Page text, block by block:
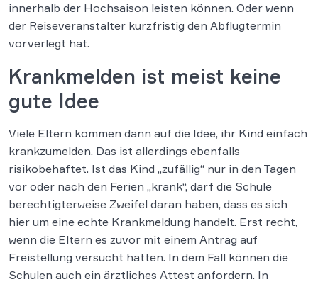
innerhalb der Hochsaison leisten können. Oder wenn
der Reiseveranstalter kurzfristig den Abflugtermin
vorverlegt hat.
Krankmelden ist meist keine
gute Idee
Viele Eltern kommen dann auf die Idee, ihr Kind einfach
krankzumelden. Das ist allerdings ebenfalls
risikobehaftet. Ist das Kind „zufällig“ nur in den Tagen
vor oder nach den Ferien „krank“, darf die Schule
berechtigterweise Zweifel daran haben, dass es sich
hier um eine echte Krankmeldung handelt. Erst recht,
wenn die Eltern es zuvor mit einem Antrag auf
Freistellung versucht hatten. In dem Fall können die
Schulen auch ein ärztliches Attest anfordern. In